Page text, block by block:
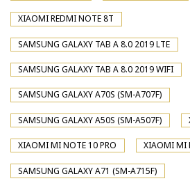
XIAOMI REDMI NOTE 8T
SAMSUNG GALAXY TAB A 8.0 2019 LTE
SAMSUNG GALAXY TAB A 8.0 2019 WIFI
SAMSUNG GALAXY A70S (SM-A707F)
SAMSUNG GALAXY A50S (SM-A507F)
XIAOMI MI NOTE 10 PRO XIAOMI MI
SAMSUNG GALAXY A71 (SM-A715F)